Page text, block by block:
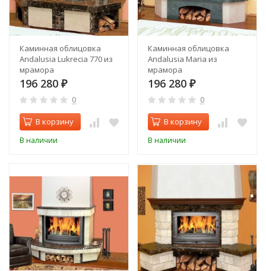
Каминная облицовка
Andalusia Lukrecia 770 из
мрамора
196 280 ₽
0
В корзину
В наличии
Каминная облицовка
Andalusia Maria из
мрамора
196 280 ₽
0
В корзину
В наличии